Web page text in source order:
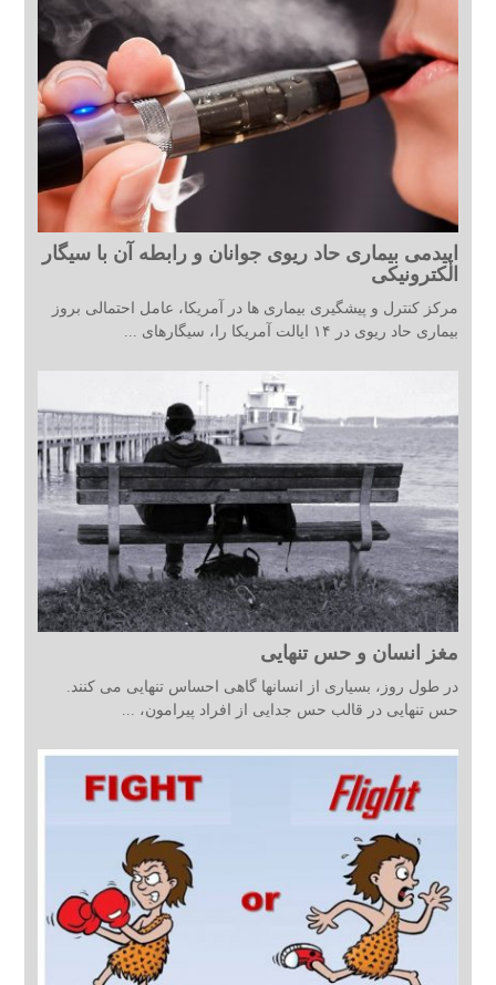
اپیدمی بیماری حاد ریوی جوانان و رابطه آن با سیگار
الکترونیکی
مرکز کنترل و پیشگیری بیماری ها در آمریکا، عامل احتمالی بروز
بیماری حاد ریوی در ۱۴ ایالت آمریکا را، سیگارهای ...
مغز انسان و حس تنهایی
در طول روز، بسیاری از انسانها گاهی احساس تنهایی می کنند.
حس تنهایی در قالب حس جدایی از افراد پیرامون، ...